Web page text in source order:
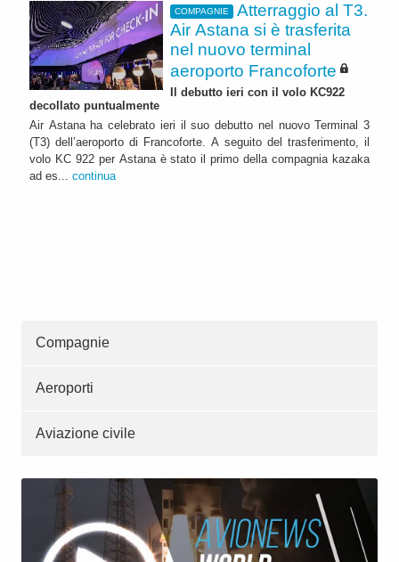
COMPAGNIE
Atterraggio al T3.
Air Astana si è trasferita
nel nuovo terminal
aeroporto Francoforte
Il debutto ieri con il volo KC922
decollato puntualmente
Air Astana ha celebrato ieri il suo debutto nel nuovo Terminal 3
(T3) dell’aeroporto di Francoforte. A seguito del trasferimento, il
volo KC 922 per Astana è stato il primo della compagnia kazaka
ad es... continua
Compagnie
Aeroporti
Aviazione civile